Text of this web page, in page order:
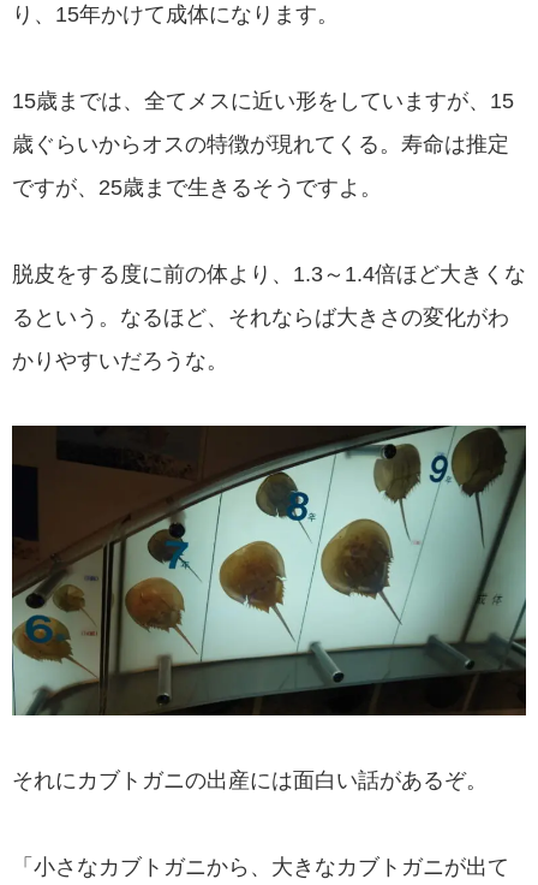
り、15年かけて成体になります。
15歳までは、全てメスに近い形をしていますが、15
歳ぐらいからオスの特徴が現れてくる。寿命は推定
ですが、25歳まで生きるそうですよ。
脱皮をする度に前の体より、1.3～1.4倍ほど大きくな
るという。なるほど、それならば大きさの変化がわ
かりやすいだろうな。
それにカブトガニの出産には面白い話があるぞ。
「小さなカブトガニから、大きなカブトガニが出て